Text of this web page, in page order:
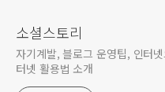
소셜스토리
자기계발, 블로그 운영팁, 인터
터넷 활용법 소개